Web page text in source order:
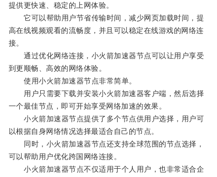
提供更快速、稳定的上网体验。
它可以帮助用户节省传输时间，减少网页加载时间，提
高在线视频观看的流畅度，并且可以稳定在线游戏的网络连
接。
通过优化网络连接，小火箭加速器节点可以让用户享受
到更顺畅、高效的网络体验。
使用小火箭加速器节点非常简单。
用户只需要下载并安装小火箭加速器客户端，然后选择
一个最佳节点，即可开始享受网络加速的效果。
小火箭加速器节点提供了多个节点供用户选择，用户可
以根据自身网络情况选择最适合自己的节点。
同时，小火箭加速器节点还支持全球范围的节点选择，
可以帮助用户优化跨国网络连接。
小火箭加速器节点不仅适用于个人用户，也非常适合企